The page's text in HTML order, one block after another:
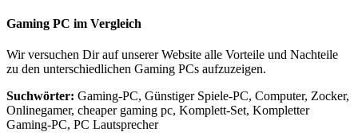
Gaming PC im Vergleich
Wir versuchen Dir auf unserer Website alle Vorteile und Nachteile
zu den unterschiedlichen Gaming PCs aufzuzeigen.
Suchwörter: Gaming-PC, Günstiger Spiele-PC, Computer, Zocker,
Onlinegamer, cheaper gaming pc, Komplett-Set, Kompletter
Gaming-PC, PC Lautsprecher